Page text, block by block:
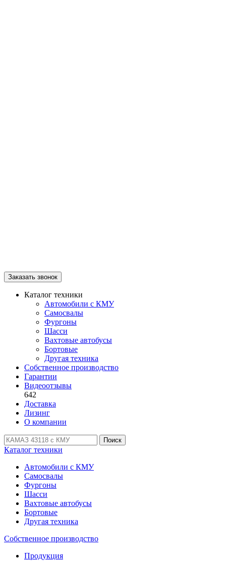
Заказать звонок
Каталог техники
Автомобили с КМУ
Самосвалы
Фургоны
Шасси
Вахтовые автобусы
Бортовые
Другая техника
Собственное производство
Гарантии
Видеоотзывы
642
Доставка
Лизинг
О компании
Поиск
Каталог техники
Автомобили с КМУ
Самосвалы
Фургоны
Шасси
Вахтовые автобусы
Бортовые
Другая техника
Собственное производство
Продукция